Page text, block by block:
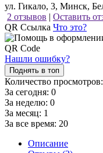
ул. Гикало, 3, Минск,
2 отзывов | Оставить
QR Ссылка Что это?
Нашли ошибку?
Поднять в топ
Количество просмотров:
За сегодня: 0
За неделю: 0
За месяц: 1
За все время: 20
Описание